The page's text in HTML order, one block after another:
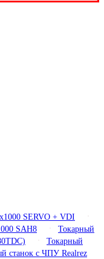
SERVO + VDI
SAH8
Токарный
Токарный
станок с ЧПУ Realrez